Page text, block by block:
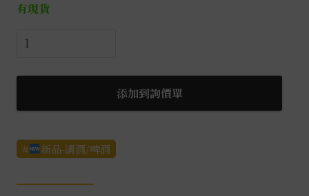
有現貨
三
利
級
造
家
之
添加到詢價單
新品-調酒/啤酒